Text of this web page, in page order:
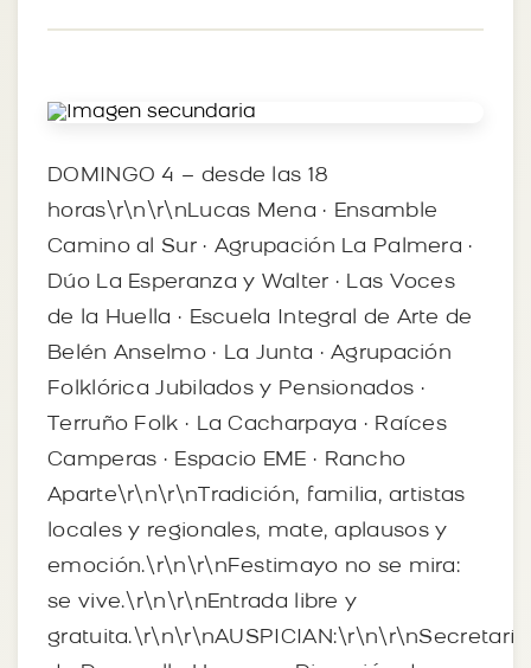
DOMINGO 4 – desde las 18
horas\r\n\r\nLucas Mena · Ensamble
Camino al Sur · Agrupación La Palmera ·
Dúo La Esperanza y Walter · Las Voces
de la Huella · Escuela Integral de Arte de
Belén Anselmo · La Junta · Agrupación
Folklórica Jubilados y Pensionados ·
Terruño Folk · La Cacharpaya · Raíces
Camperas · Espacio EME · Rancho
Aparte\r\n\r\nTradición, familia, artistas
locales y regionales, mate, aplausos y
emoción.\r\n\r\nFestimayo no se mira:
se vive.\r\n\r\nEntrada libre y
gratuita.\r\n\r\nAUSPICIAN:\r\n\r\nSecretaría